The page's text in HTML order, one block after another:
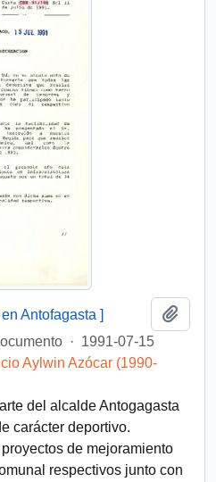
Antofagasta ]
· 1991-07-15
Aylwin Azócar (1990-
del alcalde Antogagasta
carácter deportivo.
de mejoramiento
respectivos junto con